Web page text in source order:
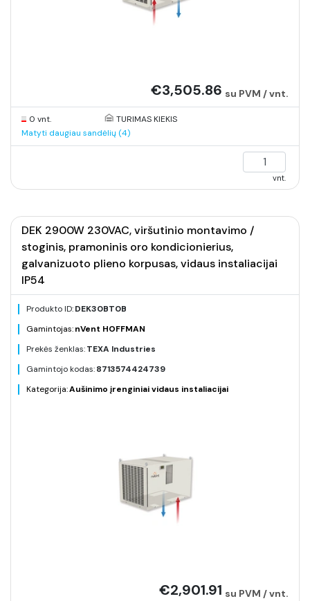
€3,505.86 su PVM / vnt.
0 vnt.
TURIMAS KIEKIS
Matyti daugiau sandėlių (4)
vnt.
DEK 2900W 230VAC, viršutinio montavimo /
stoginis, pramoninis oro kondicionierius,
galvanizuoto plieno korpusas, vidaus instaliacijai
IP54
Produkto ID:DEK30BT0B
Gamintojas:nVent HOFFMAN
Prekės ženklas:TEXA Industries
Gamintojo kodas:8713574424739
Kategorija:Aušinimo įrenginiai vidaus instaliacijai
€2,901.91 su PVM / vnt.